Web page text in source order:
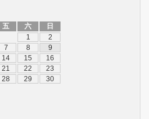
五 六
日
1
2
7 8
9
14 15
16
21 22
23
28 29
30